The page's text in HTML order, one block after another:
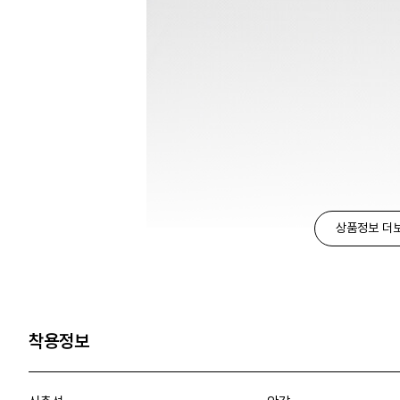
상품정보 더
착용정보